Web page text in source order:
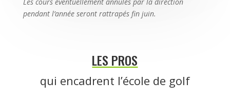
pendant l’année seront rattrapés fin juin.
LES PROS
qui encadrent l’école de golf